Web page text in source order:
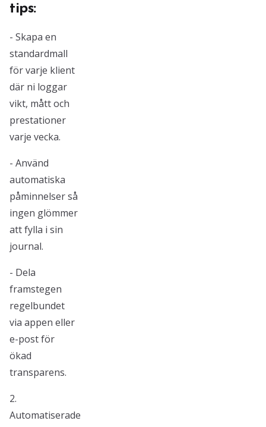
tips:
- Skapa en
standardmall
för varje klient
där ni loggar
vikt, mått och
prestationer
varje vecka.
- Använd
automatiska
påminnelser så
ingen glömmer
att fylla i sin
journal.
- Dela
framstegen
regelbundet
via appen eller
e-post för
ökad
transparens.
2.
Automatiserade